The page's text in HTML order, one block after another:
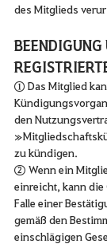
des Mitglieds
① Das Mitglied
den
zu kündigen.
② Wenn ein
einreicht, kann
Falle einer
gemäß den
einschlägigen